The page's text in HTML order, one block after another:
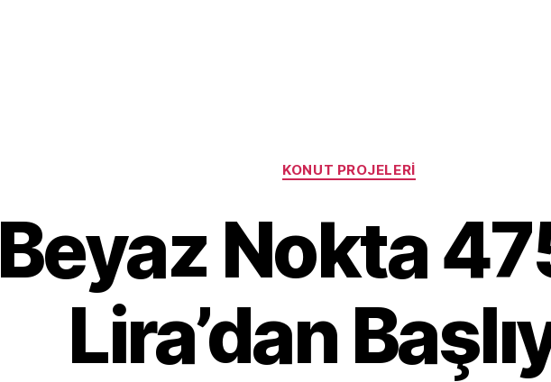
Categories
KONUT PROJELERI
Beyaz Nokta
Lira’dan